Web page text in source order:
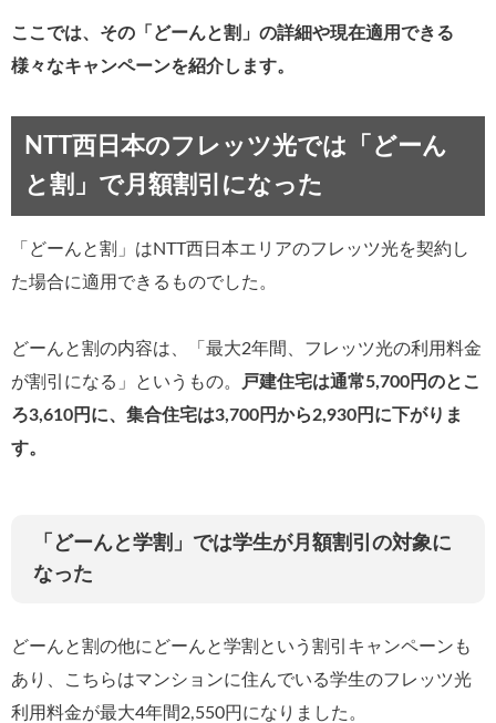
ここでは、その「どーんと割」の詳細や現在適用できる
様々なキャンペーンを紹介します。
NTT西日本のフレッツ光では「どーん
と割」で月額割引になった
「どーんと割」はNTT西日本エリアのフレッツ光を契約し
た場合に適用できるものでした。
どーんと割の内容は、「最大2年間、フレッツ光の利用料金
が割引になる」というもの。
戸建住宅は通常5,700円のとこ
ろ3,610円に、集合住宅は3,700円から2,930円に下がりま
す。
「どーんと学割」では学生が月額割引の対象に
なった
どーんと割の他にどーんと学割という割引キャンペーンも
あり、こちらはマンションに住んでいる学生のフレッツ光
利用料金が最大4年間2,550円になりました。